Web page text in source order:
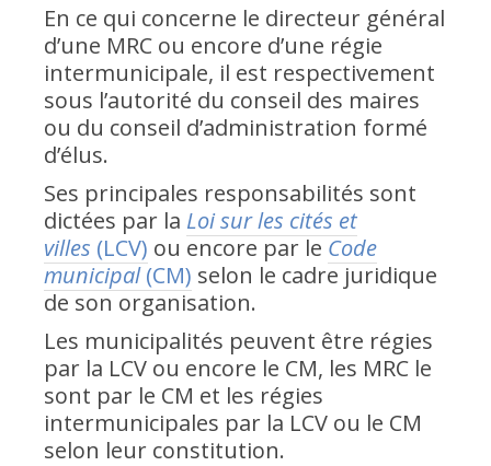
En ce qui concerne le directeur général
d’une MRC ou encore d’une régie
intermunicipale, il est respectivement
sous l’autorité du conseil des maires
ou du conseil d’administration formé
d’élus.
Ses principales responsabilités sont
dictées par la Loi sur les cités et
villes (LCV) ou encore par le Code
municipal(CM) selon le cadre juridique
de son organisation.
Les municipalités peuvent être régies
par la LCV ou encore le CM, les MRC le
sont par le CM et les régies
intermunicipales par la LCV ou le CM
selon leur constitution.